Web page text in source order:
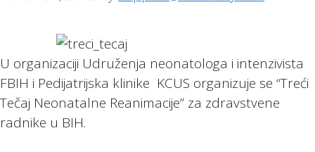
U organizaciji Udruženja neonatologa i intenzivista
FBIH i Pedijatrijska klinike KCUS organizuje se “Treći
Tečaj Neonatalne Reanimacije” za zdravstvene
radnike u BIH.